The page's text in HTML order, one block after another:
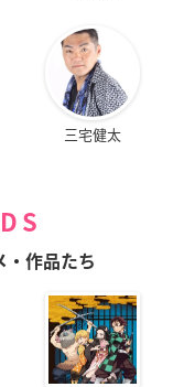
三宅健太
・作品たち